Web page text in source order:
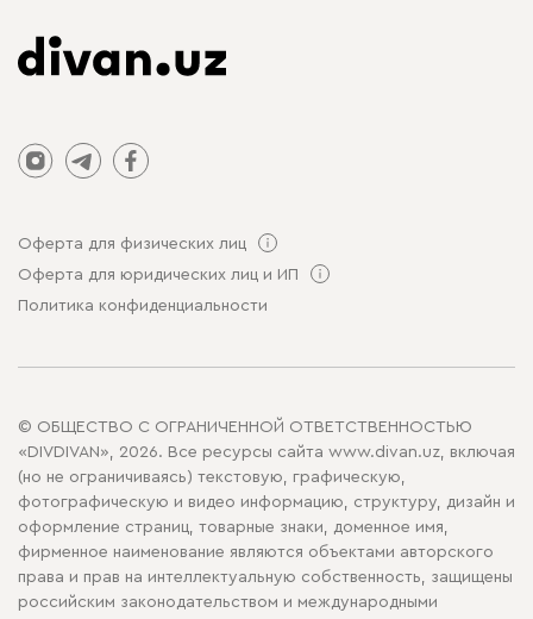
Оферта для физических лиц
Оферта для юридических лиц и ИП
Политика конфиденциальности
© ОБЩЕСТВО С ОГРАНИЧЕННОЙ ОТВЕТСТВЕННОСТЬЮ
«DIVDIVAN», 2026. Все ресурсы сайта www.divan.uz, включая
(но не ограничиваясь) текстовую, графическую,
фотографическую и видео информацию, структуру, дизайн и
оформление страниц, товарные знаки, доменное имя,
фирменное наименование являются объектами авторского
права и прав на интеллектуальную собственность, защищены
российским законодательством и международными